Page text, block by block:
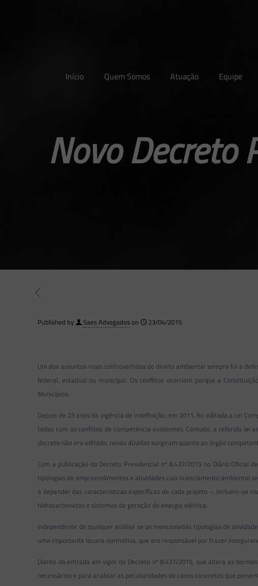
Início Quem Somos Atuação Equipe
Novo Decreto
Published by Saes Advogadoson 23/04/2015
Um dos assuntos mais controvertidos do direito ambiental sempre foi a
federal, estadual ou municipal. Os conflitos ocorriam porque a
Municípios.
Depois de 23 anos da vigência de indefinição, em 2011, foi editada a Lei
todas com os conflitos de competência existentes. Contudo, a referida lei
decreto não era editado, novas dúvidas surgiram quanto ao órgão
Com a publicação do Decreto Presidencial nº 8.437/2015 no Diário Oficial
tipologias de empreendimentos e atividades cujo licenciamento ambiental
a depender das características específicas de cada projeto –, incluem-se
hidrocarbonetos e sistemas de geração de energia elétrica.
Independente de qualquer análise se as mencionadas tipologias de
uma importante lacuna normativa, que era responsável por trazer
Diante da entrada em vigor do Decreto nº 8.437/2015, que altera as
necessários e para analisar as peculiaridades de casos concretos que